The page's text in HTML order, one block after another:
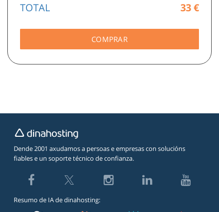
TOTAL 33€
Dende 2001 axudamos a persoas e empresas con solucións
fiables e un soporte técnico de confianza.
Resumo de IA de dinahosting: